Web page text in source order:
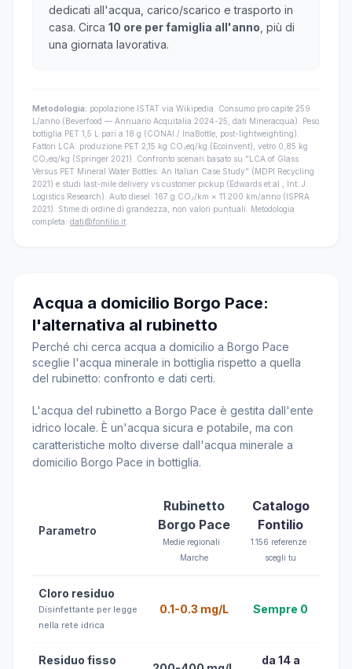
dedicati all'acqua, carico/scarico e trasporto in
casa. Circa 10 ore per famiglia all'anno , più di
una giornata lavorativa.
Metodologia: popolazione ISTAT via Wikipedia. Consumo pro capite 259
L/anno (Beverfood — Annuario Acquitalia 2024-25, dati Mineracqua). Peso
bottiglia PET 1,5 L pari a 18 g (CONAI / InaBottle, post-lightweighting).
Fattori LCA: produzione PET 2,15 kg CO₂eq/kg (Ecoinvent), vetro 0,85 kg
CO₂eq/kg (Springer 2021). Confronto scenari basato su "LCA of Glass
Versus PET Mineral Water Bottles: An Italian Case Study" (MDPI Recycling
2021) e studi last-mile delivery vs customer pickup (Edwards et al., Int. J.
Logistics Research). Auto diesel: 167 g CO₂/km × 11.200 km/anno (ISPRA
2021). Stime di ordine di grandezza, non valori puntuali. Metodologia
completa: dati@fontilio.it
Acqua a domicilio Borgo Pace:
l'alternativa al rubinetto
Perché chi cerca acqua a domicilio a Borgo Pace
sceglie l'acqua minerale in bottiglia rispetto a quella
del rubinetto: confronto e dati certi.
L'acqua del rubinetto a Borgo Pace è gestita dall'ente
idrico locale. È un'acqua sicura e potabile, ma con
caratteristiche molto diverse dall'acqua minerale a
domicilio Borgo Pace in bottiglia.
Parametro
Rubinetto
Borgo Pace
Medie regionali ·
Marche
Catalogo
Fontilio
1.156 referenze ·
scegli tu
Cloro residuo
Disinfettante per legge
nella rete idrica
0.1-0.3 mg/L Sempre 0
Residuo fisso da 14 a